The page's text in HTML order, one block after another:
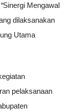
“Sinergi Mengawal
dilaksanakan
Utama
pelaksanaan